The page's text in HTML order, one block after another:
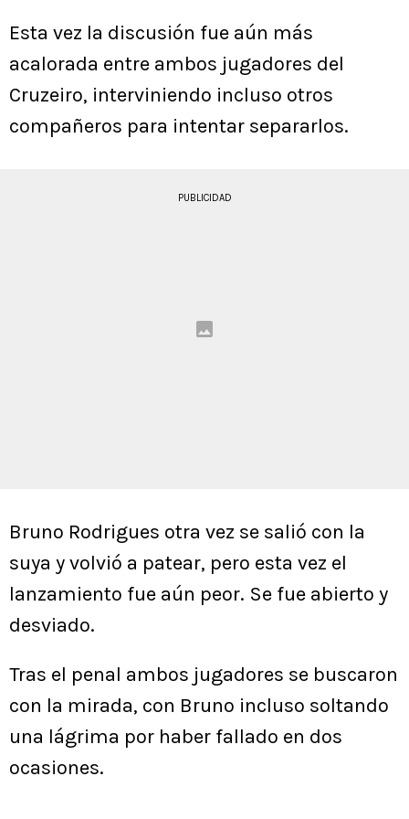
Esta vez la discusión fue aún más
acalorada entre ambos jugadores del
Cruzeiro, interviniendo incluso otros
compañeros para intentar separarlos.
PUBLICIDAD
Bruno Rodrigues otra vez se salió con la
suya y volvió a patear, pero esta vez el
lanzamiento fue aún peor. Se fue abierto y
desviado.
Tras el penal ambos jugadores se buscaron
con la mirada, con Bruno incluso soltando
una lágrima por haber fallado en dos
ocasiones.